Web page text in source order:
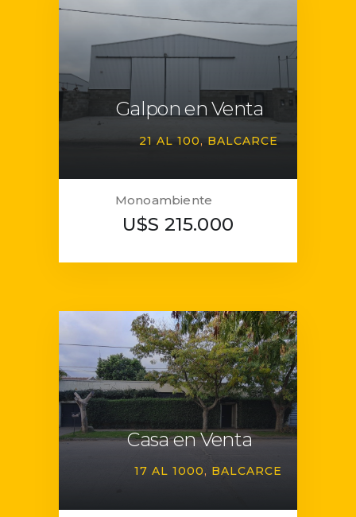
Galpon en Venta
21 AL 100 BALCARCE
Monoambiente
U$S 215.000
Casa en Venta
17 AL 1000 BALCARCE